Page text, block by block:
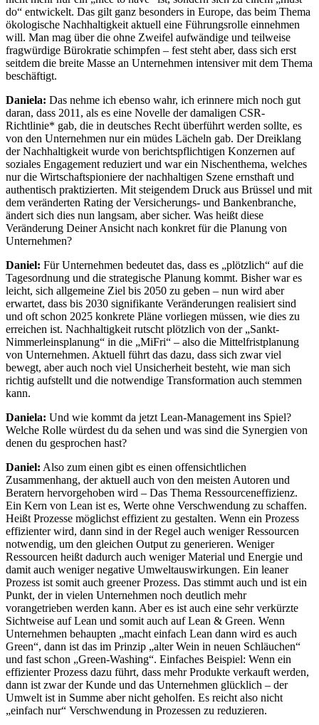
do“ entwickelt. Das gilt ganz besonders in Europe, das beim Thema
ökologische Nachhaltigkeit aktuell eine Führungsrolle einnehmen
will. Man mag über die ohne Zweifel aufwändige und teilweise
fragwürdige Bürokratie schimpfen – fest steht aber, dass sich erst
seitdem die breite Masse an Unternehmen intensiver mit dem Thema
beschäftigt.
Daniela: Das nehme ich ebenso wahr, ich erinnere mich noch gut
daran, dass 2011, als es eine Novelle der damaligen CSR-
Richtlinie* gab, die in deutsches Recht überführt werden sollte, es
von den Unternehmen nur ein müdes Lächeln gab. Der Dreiklang
der Nachhaltigkeit wurde von berichtspflichtigen Konzernen auf
soziales Engagement reduziert und war ein Nischenthema, welches
nur die Wirtschaftspioniere der nachhaltigen Szene ernsthaft und
authentisch praktizierten. Mit steigendem Druck aus Brüssel und mit
dem veränderten Rating der Versicherungs- und Bankenbranche,
ändert sich dies nun langsam, aber sicher. Was heißt diese
Veränderung Deiner Ansicht nach konkret für die Planung von
Unternehmen?
Daniel: Für Unternehmen bedeutet das, dass es „plötzlich“ auf die
Tagesordnung und die strategische Planung kommt. Bisher war es
leicht, sich allgemeine Ziel bis 2050 zu geben – nun wird aber
erwartet, dass bis 2030 signifikante Veränderungen realisiert sind
und oft schon 2025 konkrete Pläne vorliegen müssen, wie dies zu
erreichen ist. Nachhaltigkeit rutscht plötzlich von der „Sankt-
Nimmerleinsplanung“ in die „MiFri“ – also die Mittelfristplanung
von Unternehmen. Aktuell führt das dazu, dass sich zwar viel
bewegt, aber auch noch viel Unsicherheit besteht, wie man sich
richtig aufstellt und die notwendige Transformation auch stemmen
kann.
Daniela: Und wie kommt da jetzt Lean-Management ins Spiel?
Welche Rolle würdest du da sehen und was sind die Synergien von
denen du gesprochen hast?
Daniel: Also zum einen gibt es einen offensichtlichen
Zusammenhang, der aktuell auch von den meisten Autoren und
Beratern hervorgehoben wird – Das Thema Ressourceneffizienz.
Ein Kern von Lean ist es, Werte ohne Verschwendung zu schaffen.
Heißt Prozesse möglichst effizient zu gestalten. Wenn ein Prozess
effizienter wird, dann sind in der Regel auch weniger Ressourcen
notwendig, um den gleichen Output zu generieren. Weniger
Ressourcen heißt dadurch auch weniger Material und Energie und
damit auch weniger negative Umweltauswirkungen. Ein leaner
Prozess ist somit auch greener Prozess. Das stimmt auch und ist ein
Punkt, der in vielen Unternehmen noch deutlich mehr
vorangetrieben werden kann. Aber es ist auch eine sehr verkürzte
Sichtweise auf Lean und somit auch auf Lean & Green. Wenn
Unternehmen behaupten „macht einfach Lean dann wird es auch
Green“, dann ist das im Prinzip „alter Wein in neuen Schläuchen“
und fast schon „Green-Washing“. Einfaches Beispiel: Wenn ein
effizienter Prozess dazu führt, dass mehr Produkte verkauft werden,
dann ist zwar der Kunde und das Unternehmen glücklich – der
Umwelt ist in Summe aber nicht geholfen. Es reicht also nicht
„einfach nur“ Verschwendung in Prozessen zu reduzieren.